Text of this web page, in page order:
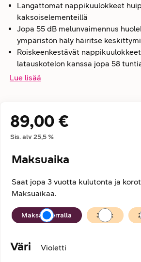
Langattomat nappikuulokkeet
kaksoiselementeillä
Jopa 55 dB melunvaimennus
ympäristön häly häiritse
Roiskeenkestävät
latauskotelon kanssa jopa 58
Lue lisää
Hintatiedot
89,00 €
Sis. alv25,5 %
Maksuaika
Saat jopa 3 vuotta kulutonta ja
Maksuaikaa.
Maksuaika
Maksan kerralla 36 kk
Väri Violetti